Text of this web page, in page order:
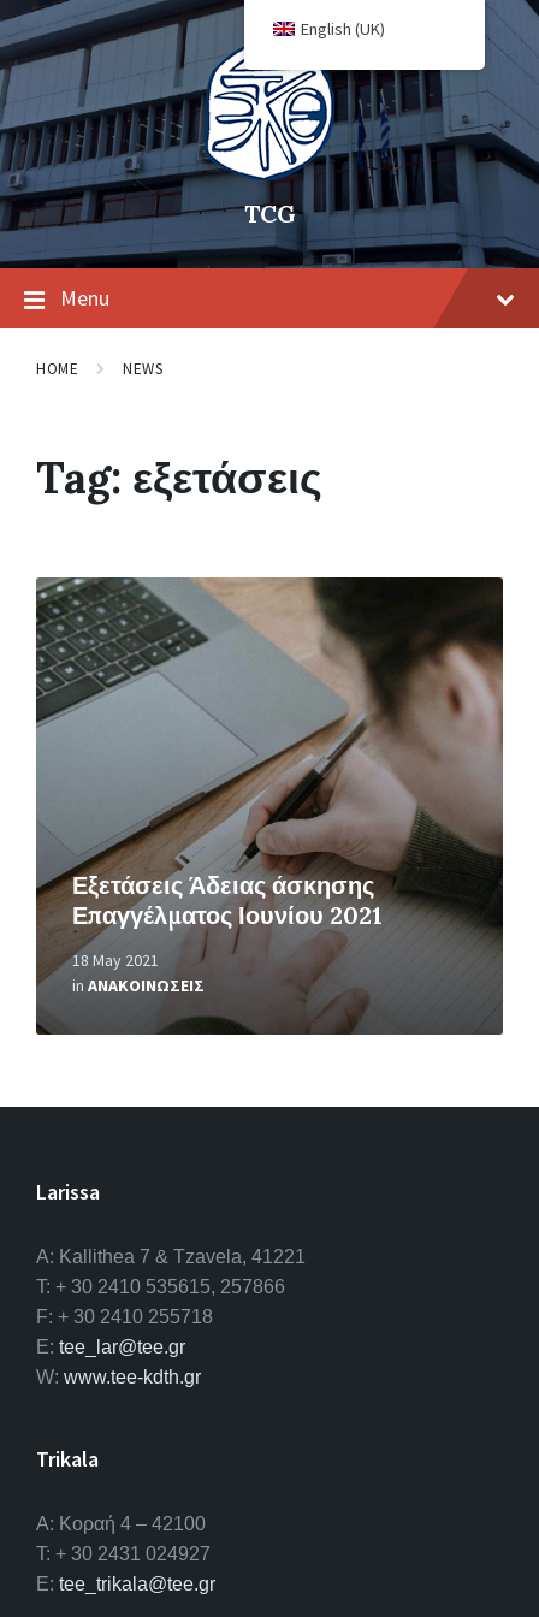
TCG
Menu
HOME NEWS
Tag: εξετάσεις
Εξετάσεις Άδειας άσκησης
Επαγγέλματος Ιουνίου 2021
18 May 2021
in ΑΝΑΚΟΙΝΩΣΕΙΣ
Read
More
Larissa
A: Kallithea 7 & Tzavela, 41221
T: + 30 2410 535615, 257866
F: + 30 2410 255718
E: tee_lar@tee.gr
W: www.tee-kdth.gr
Trikala
Α: Κοραή 4 – 42100
T: + 30 2431 024927
E: tee_trikala@tee.gr
English (UK)